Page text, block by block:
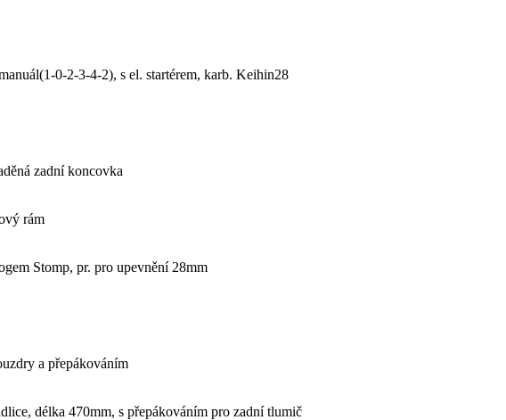
0-2-3-4-2), s el. startérem, karb. Keihin28
zadní koncovka
rám
Stomp, pr. pro upevnění 28mm
a přepákováním
délka 470mm, s přepákováním pro zadní tlumič